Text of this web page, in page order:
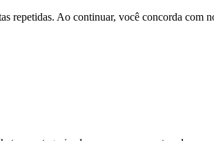
repetidas. Ao continuar, você concorda com